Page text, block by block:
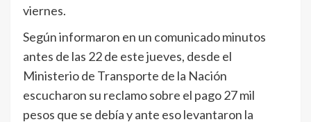
viernes.
Según informaron en un comunicado minutos
antes de las 22 de este jueves, desde el
Ministerio de Transporte de la Nación
escucharon su reclamo sobre el pago 27 mil
pesos que se debía y ante eso levantaron la